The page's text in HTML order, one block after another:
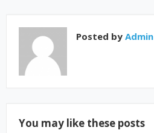
Posted by Admin
You may like these posts